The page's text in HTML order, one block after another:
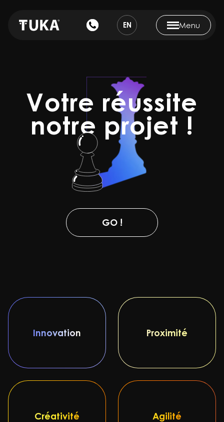
EN Menu
Votre réussite
notre projet !
GO !
Innovation Proximité
Créativité Agilité